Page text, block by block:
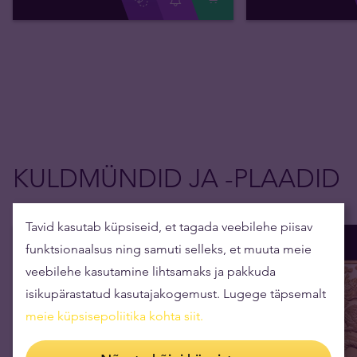
KULDMÜNDID JA -PLAADID
Tavid kasutab küpsiseid, et tagada veebilehe piisav
funktsionaalsus ning samuti selleks, et muuta meie
veebilehe kasutamine lihtsamaks ja pakkuda
isikupärastatud kasutajakogemust. Lugege täpsemalt
meie küpsisepoliitika kohta siit.